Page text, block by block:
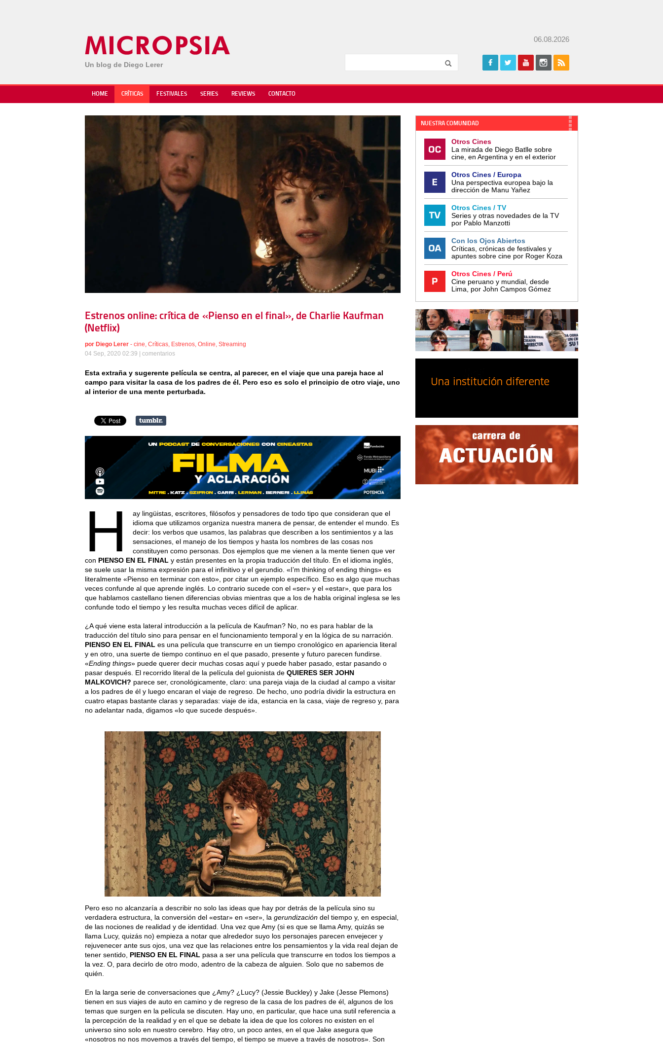
Un blog de Diego Lerer
06.08.2026
HOME CRÍTICAS FESTIVALES SERIES REVIEWS CONTACTO
Estrenos online: crítica de «Pienso en el final», de Charlie Kaufman
(Netflix)
por Diego Lerer - cine, Críticas, Estrenos, Online, Streaming
04 Sep, 2020 02:39 | comentarios
Esta extraña y sugerente película se centra, al parecer, en el viaje que una pareja hace al
campo para visitar la casa de los padres de él. Pero eso es solo el principio de otro viaje, uno
al interior de una mente perturbada.
H
ay lingüistas, escritores, filósofos y pensadores de todo tipo que consideran que el
idioma que utilizamos organiza nuestra manera de pensar, de entender el mundo. Es
decir: los verbos que usamos, las palabras que describen a los sentimientos y a las
sensaciones, el manejo de los tiempos y hasta los nombres de las cosas nos
constituyen como personas. Dos ejemplos que me vienen a la mente tienen que ver
con PIENSO EN EL FINAL y están presentes en la propia traducción del título. En el idioma inglés,
se suele usar la misma expresión para el infinitivo y el gerundio. «I’m thinking of ending things» es
literalmente «Pienso en terminar con esto», por citar un ejemplo específico. Eso es algo que muchas
veces confunde al que aprende inglés. Lo contrario sucede con el «ser» y el «estar», que para los
que hablamos castellano tienen diferencias obvias mientras que a los de habla original inglesa se les
confunde todo el tiempo y les resulta muchas veces difícil de aplicar.
¿A qué viene esta lateral introducción a la película de Kaufman? No, no es para hablar de la
traducción del título sino para pensar en el funcionamiento temporal y en la lógica de su narración.
PIENSO EN EL FINAL es una película que transcurre en un tiempo cronológico en apariencia literal
y en otro, una suerte de tiempo continuo en el que pasado, presente y futuro parecen fundirse.
«Ending things» puede querer decir muchas cosas aquí y puede haber pasado, estar pasando o
pasar después. El recorrido literal de la película del guionista de QUIERES SER JOHN
MALKOVICH? parece ser, cronológicamente, claro: una pareja viaja de la ciudad al campo a visitar
a los padres de él y luego encaran el viaje de regreso. De hecho, uno podría dividir la estructura en
cuatro etapas bastante claras y separadas: viaje de ida, estancia en la casa, viaje de regreso y, para
no adelantar nada, digamos «lo que sucede después».
Pero eso no alcanzaría a describir no solo las ideas que hay por detrás de la película sino su
verdadera estructura, la conversión del «estar» en «ser», la gerundización del tiempo y, en especial,
de las nociones de realidad y de identidad. Una vez que Amy (si es que se llama Amy, quizás se
llama Lucy, quizás no) empieza a notar que alrededor suyo los personajes parecen envejecer y
rejuvenecer ante sus ojos, una vez que las relaciones entre los pensamientos y la vida real dejan de
tener sentido, PIENSO EN EL FINAL pasa a ser una película que transcurre en todos los tiempos a
la vez. O, para decirlo de otro modo, adentro de la cabeza de alguien. Solo que no sabemos de
quién.
En la larga serie de conversaciones que ¿Amy? ¿Lucy? (Jessie Buckley) y Jake (Jesse Plemons)
tienen en sus viajes de auto en camino y de regreso de la casa de los padres de él, algunos de los
temas que surgen en la película se discuten. Hay uno, en particular, que hace una sutil referencia a
la percepción de la realidad y en el que se debate la idea de que los colores no existen en el
universo sino solo en nuestro cerebro. Hay otro, un poco antes, en el que Jake asegura que
«nosotros no nos movemos a través del tiempo, el tiempo se mueve a través de nosotros». Son
NUESTRA COMUNIDAD
Otros Cines
La mirada de Diego Batlle sobre
cine, en Argentina y en el exterior
Otros Cines / Europa
Una perspectiva europea bajo la
dirección de Manu Yañez
Otros Cines / TV
Series y otras novedades de la TV
por Pablo Manzotti
Con los Ojos Abiertos
Críticas, crónicas de festivales y
apuntes sobre cine por Roger Koza
Otros Cines / Perú
Cine peruano y mundial, desde
Lima, por John Campos Gómez